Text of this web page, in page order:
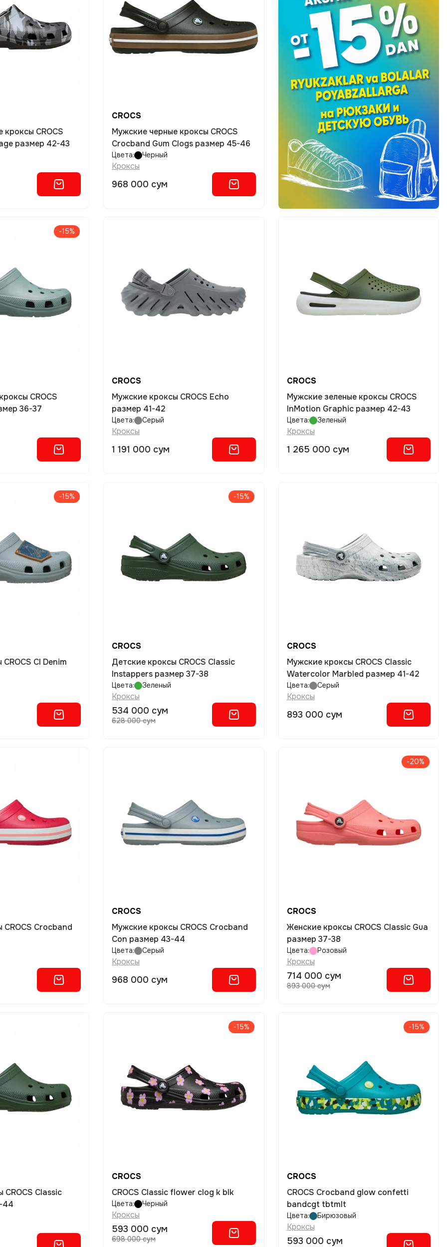
CROCS
размер 42-43
CROCS
Мужские черные кроксы CROCS
Crocband Gum Clogs размер 45-46
Цвета: Черный
Кроксы
968 000 сум
-15%
CROCS
36-37
CROCS
Мужские кроксы CROCS Echo
размер 41-42
Цвета: Серый
Кроксы
1 191 000 сум
CROCS
Мужские зеленые кроксы CROCS
InMotion Graphic размер 42-43
Цвета: Зеленый
Кроксы
1 265 000 сум
-15% -15%
CROCS
Детские кроксы CROCS Classic
Instappers размер 37-38
Цвета: Зеленый
Кроксы
534 000 сум
628 000 сум
CROCS
Мужские кроксы CROCS Classic
Watercolor Marbled размер 41-42
Цвета: Серый
Кроксы
893 000 сум
CROCS
Мужские кроксы CROCS Crocband
Con размер 43-44
Цвета: Серый
Кроксы
968 000 сум
-20%
CROCS
Женские кроксы CROCS Classic Gua
размер 37-38
Цвета: Розовый
Кроксы
714 000 сум
893 000 сум
44
-15%
CROCS
CROCS Classic flower clog k blk
Цвета: Черный
Кроксы
593 000 сум
698 000 сум
-15%
CROCS
CROCS Crocband glow confetti
bandcgt tbtmlt
Цвета: Бирюзовый
Кроксы
593 000 сум